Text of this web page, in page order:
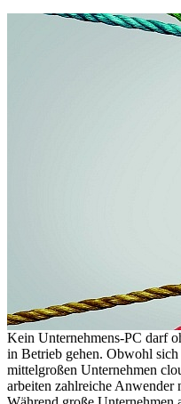
Kein Unternehmens-PC darf
in Betrieb gehen. Obwohl
mittelgroßen Unternehmen
arbeiten zahlreiche